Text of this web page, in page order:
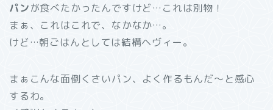
パンが食べたかったんですけど…これは別物！
まぁ、これはこれで、なかなか…。
けど…朝ごはんとしては結構ヘヴィー。
まぁこんな面倒くさいパン、よく作るもんだ～と感心
するわ。